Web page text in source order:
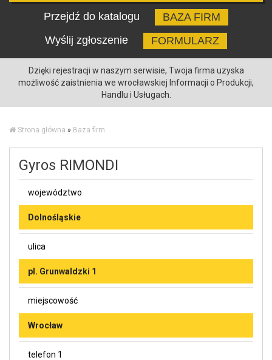
Przejdź do katalogu
BAZA FIRM
Wyślij zgłoszenie
FORMULARZ
Dzięki rejestracji w naszym serwisie, Twoja firma uzyska
możliwość zaistnienia we wrocławskiej Informacji o Produkcji,
Handlu i Usługach.
Strona główna » Baza firm
Gyros RIMONDI
województwo
Dolnośląskie
ulica
pl. Grunwaldzki 1
miejscowość
Wrocław
telefon 1